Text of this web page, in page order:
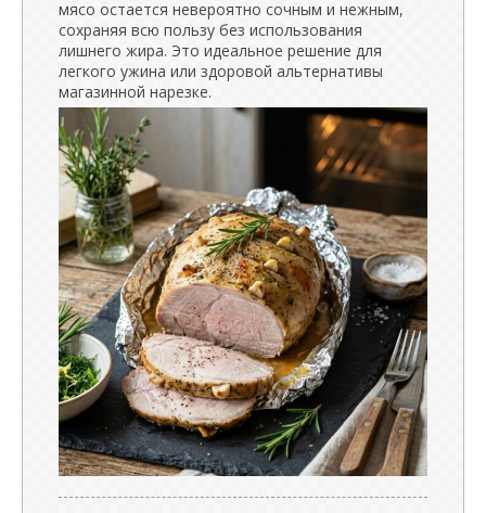
мясо остается невероятно сочным и нежным,
сохраняя всю пользу без использования
лишнего жира. Это идеальное решение для
легкого ужина или здоровой альтернативы
магазинной нарезке.